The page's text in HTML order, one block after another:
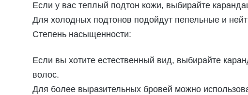
Если у вас теплый подтон кожи, выбирайте
Для холодных подтонов подойдут пепельные и
Степень насыщенности:
Если вы хотите естественный вид, выбирайте
волос.
Для более выразительных бровей можно